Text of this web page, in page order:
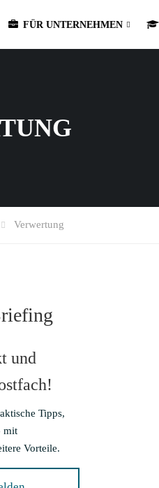
FÜR UNTERNEHMEN
Verwertung
und
Tipps,
mit
Vorteile.